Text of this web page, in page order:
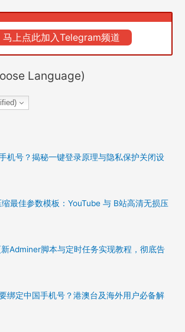
马上点此加入Telegram频道
Language)
机号？揭秘一键登录原理与隐私保护关闭设
最佳参数模板：YouTube 与 B站高清无损压
Adminer脚本与定时任务实现教程，彻底告
绑定中国手机号？港澳台及海外用户必备解